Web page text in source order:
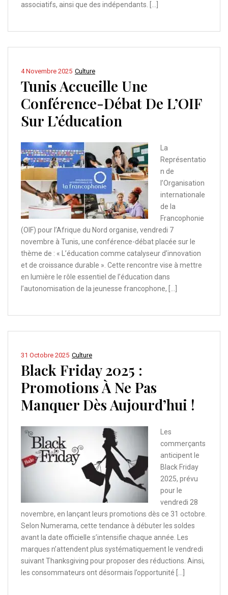
associatifs, ainsi que des indépendants. […]
Culture
4 Novembre 2025
Tunis Accueille Une
Conférence-Débat De L’OIF
Sur L’éducation
La
Représentatio
n de
l’Organisation
internationale
de la
Francophonie
(OIF) pour l’Afrique du Nord organise, vendredi 7
novembre à Tunis, une conférence-débat placée sur le
thème de : « L’éducation comme catalyseur d’innovation
et de croissance durable ». Cette rencontre vise à mettre
en lumière le rôle essentiel de l’éducation dans
l’autonomisation de la jeunesse francophone, […]
Culture
31 Octobre 2025
Black Friday 2025 :
Promotions À Ne Pas
Manquer Dès Aujourd’hui !
Les
commerçants
anticipent le
Black Friday
2025, prévu
pour le
vendredi 28
novembre, en lançant leurs promotions dès ce 31 octobre.
Selon Numerama, cette tendance à débuter les soldes
avant la date officielle s’intensifie chaque année. Les
marques n’attendent plus systématiquement le vendredi
suivant Thanksgiving pour proposer des réductions. Ainsi,
les consommateurs ont désormais l’opportunité […]